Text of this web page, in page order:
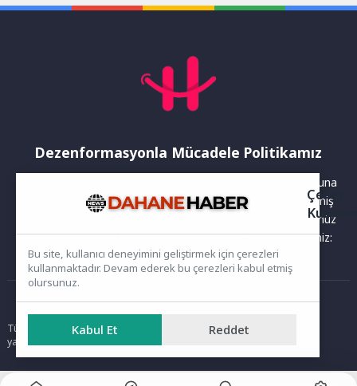
trendlerinde...
Dezenformasyonla Mücadele Politikamız
Yayınlanan haberler doğruluk ilkesi gözetilerek hazırlanır. Buna
rağmen bazı içeriklerde eksik, hatalı veya güncelliğini yitirmiş
bilgiler bulunabilir.Yanlış veya yanıltıcı olduğunu düşündüğünüz
haberleri aşağıdaki iletişim kanallarından bize bildirebilirsiniz:
Ana Sayfa
Tüm hakları saklıdır. Sitede yer alan içerikler izinsiz kopyalanamaz,
yayımlanamaz ve kullanılamaz.
Çerez
Bu site, kullanıcı deneyimini geliştirmek için çerezleri
kullanmaktadır. Devam ederek bu çerezleri kabul etmiş
olursunuz.
Kabul Et Reddet